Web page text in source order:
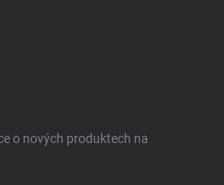
o nových produktech na